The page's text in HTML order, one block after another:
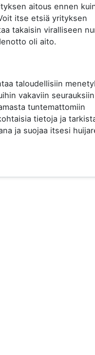
aitous ennen
itse etsiä yrityksen
takaisin viralliseen
oli aito.
taloudellisiin
vakaviin
tuntemattomiin
tietoja ja
ja suojaa itsesi